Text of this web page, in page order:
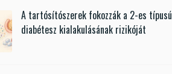
A tartósítószerek fokozzák a 2-es típusú
diabétesz kialakulásának rizikóját